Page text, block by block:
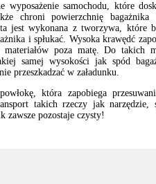
samochodu, które
chroni powierzchnię bagażnika
jest wykonana z tworzywa, które
i spłukać. Wysoka krawędć
poza matę. Do takich
samej wysokości jak spód
przeszkadzać w załadunku.
która zapobiega
takich rzeczy jak narzędzie,
zawsze pozostaje czysty!